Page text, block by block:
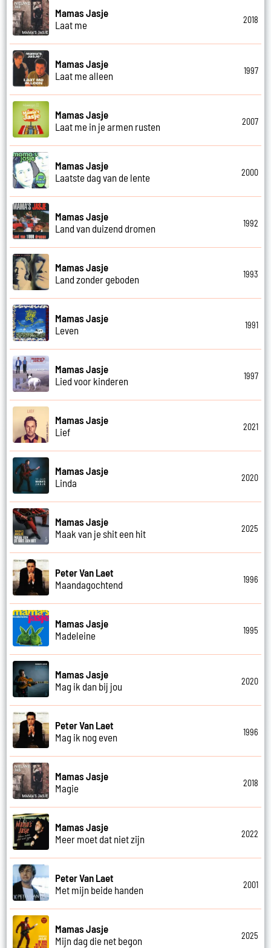
Mamas Jasje
Laat me
2018
Mamas Jasje
Laat me alleen
1997
Mamas Jasje
Laat me in je armen rusten
2007
Mamas Jasje
Laatste dag van de lente
2000
Mamas Jasje
Land van duizend dromen
1992
Mamas Jasje
Land zonder geboden
1993
Mamas Jasje
Leven
1991
Mamas Jasje
Lied voor kinderen
1997
Mamas Jasje
Lief
2021
Mamas Jasje
Linda
2020
Mamas Jasje
Maak van je shit een hit
2025
Peter Van Laet
Maandagochtend
1996
Mamas Jasje
Madeleine
1995
Mamas Jasje
Mag ik dan bij jou
2020
Peter Van Laet
Mag ik nog even
1996
Mamas Jasje
Magie
2018
Mamas Jasje
Meer moet dat niet zijn
2022
Peter Van Laet
Met mijn beide handen
2001
Mamas Jasje
Mijn dag die net begon
2025